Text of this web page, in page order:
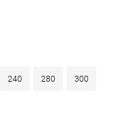
240 280 300